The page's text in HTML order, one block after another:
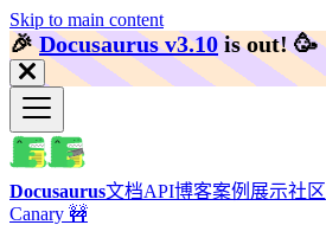
Skip to main content
🎉️Docusaurus v3.10 is out! 🥳️
Docusaurus文档API博客案例展示社区
Canary 🚧